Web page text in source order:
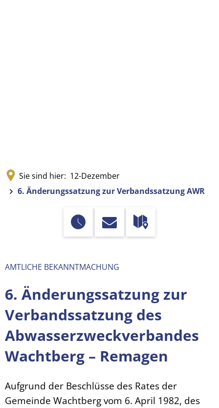
Sie sind hier: 12-Dezember
6. Änderungssatzung zur Verbandssatzung AWR
AMTLICHE BEKANNTMACHUNG
6. Änderungssatzung zur
Verbandssatzung des
Abwasserzweckverbandes
Wachtberg – Remagen
Aufgrund der Beschlüsse des Rates der
Gemeinde Wachtberg vom 6. April 1982, des